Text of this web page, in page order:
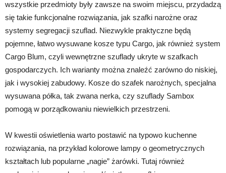
wszystkie przedmioty były zawsze na swoim miejscu, przydadzą
się takie funkcjonalne rozwiązania, jak szafki narożne oraz
systemy segregacji szuflad. Niezwykle praktyczne będą
pojemne, łatwo wysuwane kosze typu Cargo, jak również system
Cargo Blum, czyli wewnętrzne szuflady ukryte w szafkach
gospodarczych. Ich warianty można znaleźć zarówno do niskiej,
jak i wysokiej zabudowy. Kosze do szafek narożnych, specjalna
wysuwana półka, tak zwana nerka, czy szuflady Sambox
pomogą w porządkowaniu niewielkich przestrzeni.
W kwestii oświetlenia warto postawić na typowo kuchenne
rozwiązania, na przykład kolorowe lampy o geometrycznych
kształtach lub popularne „nagie” żarówki. Tutaj również